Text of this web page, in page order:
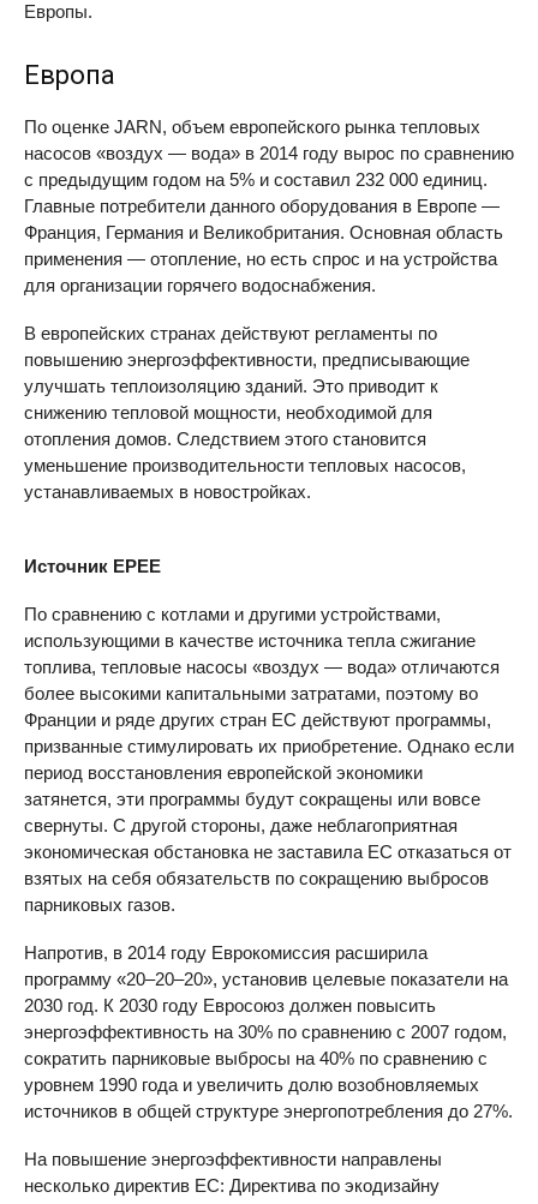
Европы.
Европа
По оценке JARN, объем европейского рынка тепловых
насосов «воздух — вода» в 2014 году вырос по сравнению
с предыдущим годом на 5% и составил 232 000 единиц.
Главные потребители данного оборудования в Европе —
Франция, Германия и Великобритания. Основная область
применения — отопление, но есть спрос и на устройства
для организации горячего водоснабжения.
В европейских странах действуют регламенты по
повышению энергоэффективности, предписывающие
улучшать теплоизоляцию зданий. Это приводит к
снижению тепловой мощности, необходимой для
отопления домов. Следствием этого становится
уменьшение производительности тепловых насосов,
устанавливаемых в новостройках.
Источник EPEE
По сравнению с котлами и другими устройствами,
использующими в качестве источника тепла сжигание
топлива, тепловые насосы «воздух — вода» отличаются
более высокими капитальными затратами, поэтому во
Франции и ряде других стран ЕС действуют программы,
призванные стимулировать их приобретение. Однако если
период восстановления европейской экономики
затянется, эти программы будут сокращены или вовсе
свернуты. С другой стороны, даже неблагоприятная
экономическая обстановка не заставила ЕС отказаться от
взятых на себя обязательств по сокращению выбросов
парниковых газов.
Напротив, в 2014 году Еврокомиссия расширила
программу «20–20–20», установив целевые показатели на
2030 год. К 2030 году Евросоюз должен повысить
энергоэффективность на 30% по сравнению с 2007 годом,
сократить парниковые выбросы на 40% по сравнению с
уровнем 1990 года и увеличить долю возобновляемых
источников в общей структуре энергопотребления до 27%.
На повышение энергоэффективности направлены
несколько директив ЕС: Директива по экодизайну